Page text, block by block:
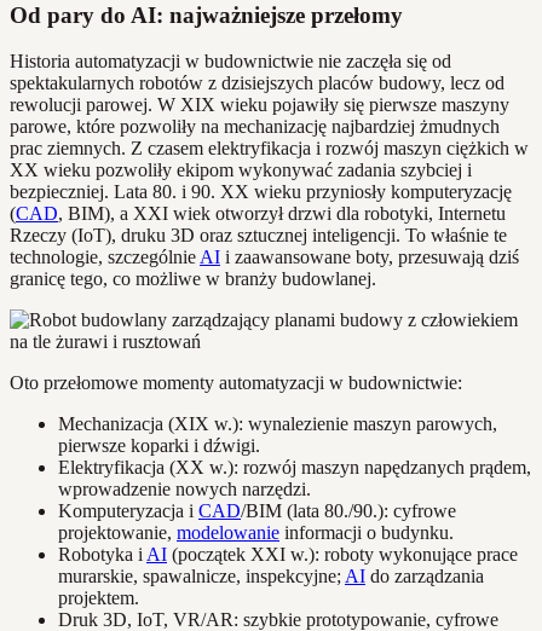
Od pary do AI: najważniejsze przełomy
Historia automatyzacji w budownictwie nie zaczęła się od
spektakularnych robotów z dzisiejszych placów budowy, lecz od
rewolucji parowej. W XIX wieku pojawiły się pierwsze maszyny
parowe, które pozwoliły na mechanizację najbardziej żmudnych
prac ziemnych. Z czasem elektryfikacja i rozwój maszyn ciężkich w
XX wieku pozwoliły ekipom wykonywać zadania szybciej i
bezpieczniej. Lata 80. i 90. XX wieku przyniosły komputeryzację
(CAD, BIM), a XXI wiek otworzył drzwi dla robotyki, Internetu
Rzeczy (IoT), druku 3D oraz sztucznej inteligencji. To właśnie te
technologie, szczególnie AI i zaawansowane boty, przesuwają dziś
granicę tego, co możliwe w branży budowlanej.
Oto przełomowe momenty automatyzacji w budownictwie:
Mechanizacja (XIX w.): wynalezienie maszyn parowych,
pierwsze koparki i dźwigi.
Elektryfikacja (XX w.): rozwój maszyn napędzanych prądem,
wprowadzenie nowych narzędzi.
Komputeryzacja i CAD/BIM (lata 80./90.): cyfrowe
projektowanie, modelowanie informacji o budynku.
Robotyka i AI (początek XXI w.): roboty wykonujące prace
murarskie, spawalnicze, inspekcyjne; AI do zarządzania
projektem.
Druk 3D, IoT, VR/AR: szybkie prototypowanie, cyfrowe